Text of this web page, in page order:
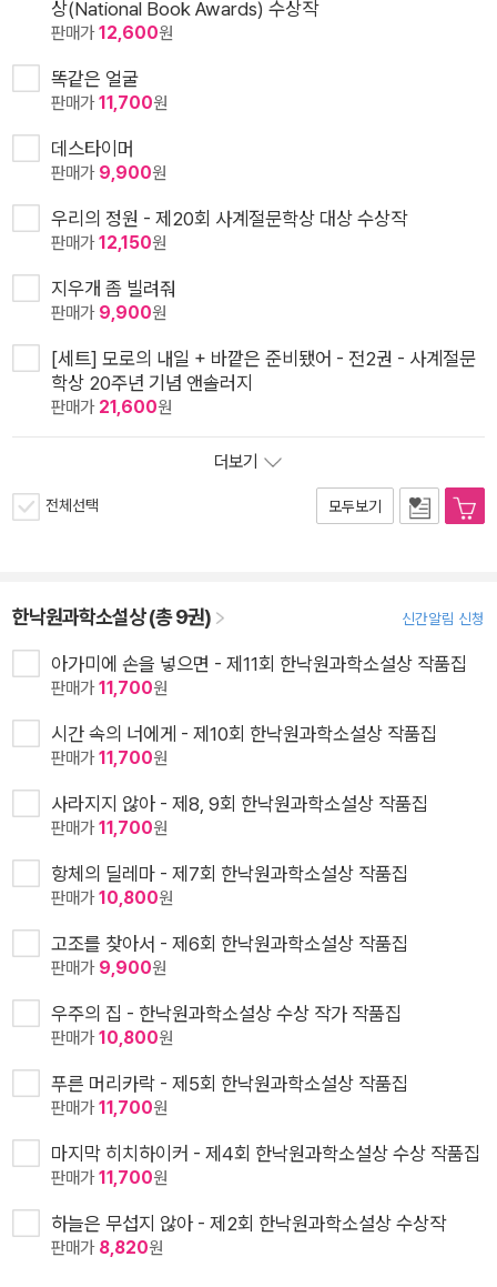
상(National Book Awards) 수상작
판매가12,600원
똑같은 얼굴
판매가11,700원
데스타이머
판매가 9,900원
우리의 정원 - 제20회 사계절문학상 대상 수상작
판매가12,150원
지우개 좀 빌려줘
판매가 9,900원
[세트] 모로의 내일 + 바깥은 준비됐어 - 전2권 - 사계절문
학상 20주년 기념 앤솔러지
판매가 21,600원
더보기
전체선택 모두보기
한낙원과학소설상 (총 9권) 신간알림 신청
아가미에 손을 넣으면 - 제11회 한낙원과학소설상 작품집
판매가11,700원
시간 속의 너에게 - 제10회 한낙원과학소설상 작품집
판매가11,700원
사라지지 않아 - 제8, 9회 한낙원과학소설상 작품집
판매가11,700원
항체의 딜레마 - 제7회 한낙원과학소설상 작품집
판매가10,800원
고조를 찾아서 - 제6회 한낙원과학소설상 작품집
판매가 9,900원
우주의 집 - 한낙원과학소설상 수상 작가 작품집
판매가10,800원
푸른 머리카락 - 제5회 한낙원과학소설상 작품집
판매가11,700원
마지막 히치하이커 - 제4회 한낙원과학소설상 수상 작품집
판매가11,700원
하늘은 무섭지 않아 - 제2회 한낙원과학소설상 수상작
판매가 8,820원